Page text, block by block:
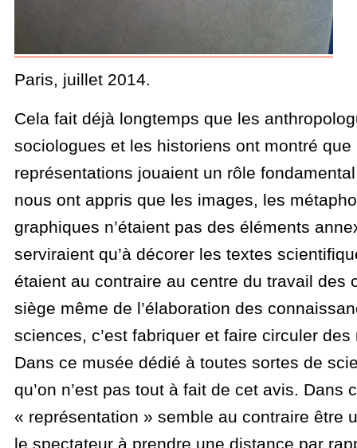
Paris, juillet 2014.
Cela fait déjà longtemps que les
sociologues et les historiens ont montré que
représentations jouaient un rôle
nous ont appris que les images, les
graphiques n’étaient pas des éléments
serviraient qu’à décorer les textes
étaient au contraire au centre du travail des
siège même de l’élaboration des
sciences, c’est fabriquer et faire circuler
Dans ce musée dédié à toutes sortes de
qu’on n’est pas tout à fait de cet avis. Dans
« représentation » semble au contraire être
le spectateur à prendre une distance par